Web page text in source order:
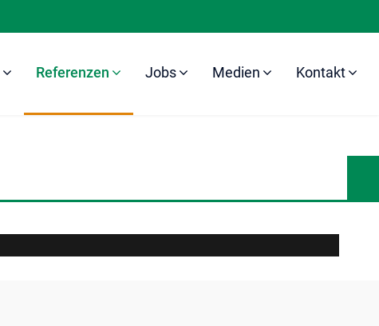
Referenzen Jobs Medien Kontakt